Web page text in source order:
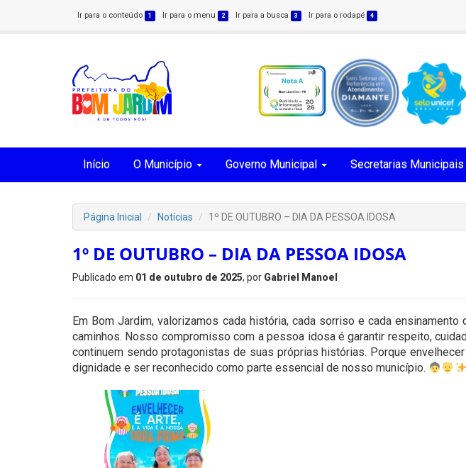
Ir para o conteúdo 1 Ir para o menu 2 Ir para a busca 3 Ir para o rodapé 4
Início O Município Governo Municipal Secretarias Municipais
Página Inicial Notícias 1º DE OUTUBRO – DIA DA PESSOA IDOSA
1º DE OUTUBRO – DIA DA PESSOA IDOSA
Publicado em 01 de outubro de 2025, por Gabriel Manoel
Em Bom Jardim, valorizamos cada história, cada sorriso e cada ensinamento
caminhos. Nosso compromisso com a pessoa idosa é garantir respeito,
continuem sendo protagonistas de suas próprias histórias. Porque
dignidade e ser reconhecido como parte essencial de nosso município.